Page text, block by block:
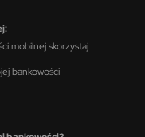
mobilnej skorzystaj
bankowości